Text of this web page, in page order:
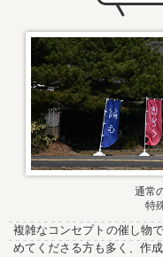
通常
特
複雑なコンセプトの催し物
めてくださる方も多く、作